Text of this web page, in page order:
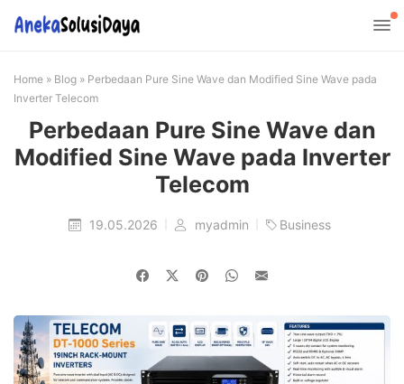
Home » Blog » Perbedaan Pure Sine Wave dan Modified Sine Wave pada
Inverter Telecom
Perbedaan Pure Sine Wave dan
Modified Sine Wave pada Inverter
Telecom
19.05.2026 myadmin Business